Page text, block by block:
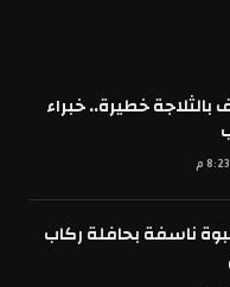
بالثلاجة خطيرة.. خبراء
ناسفة بحافلة ركاب